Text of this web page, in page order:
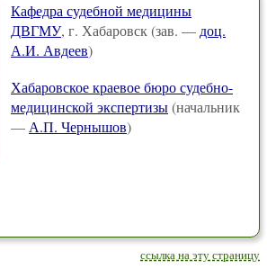
Кафедра судебной медицины
ДВГМУ, г. Хабаровск (зав. — доц.
А.И. Авдеев)
Хабаровское краевое бюро судебно-
медицинской экспертизы(начальник
— А.П. Чернышов)
ссылка на эту страницу